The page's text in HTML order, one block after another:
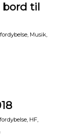
bord til
, Musik,
, HF,